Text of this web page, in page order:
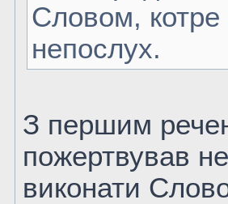
Словом,
непослух.
З першим
пожертвував
виконати